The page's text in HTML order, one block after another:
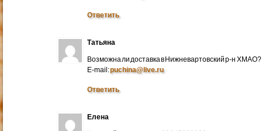
Ответить
Татьяна
Возможна ли доставка в Нижневартовский р-н ХМАО?
E-mail:puchina@live.ru
Ответить
Елена